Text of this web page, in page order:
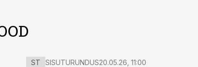
ST SISUTURUNDUS20.05.26, 11:00